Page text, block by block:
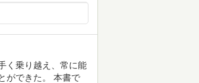
く乗り越え、常に能
ができた。 本書で